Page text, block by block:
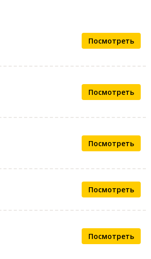
Посмотреть
Посмотреть
Посмотреть
Посмотреть
Посмотреть